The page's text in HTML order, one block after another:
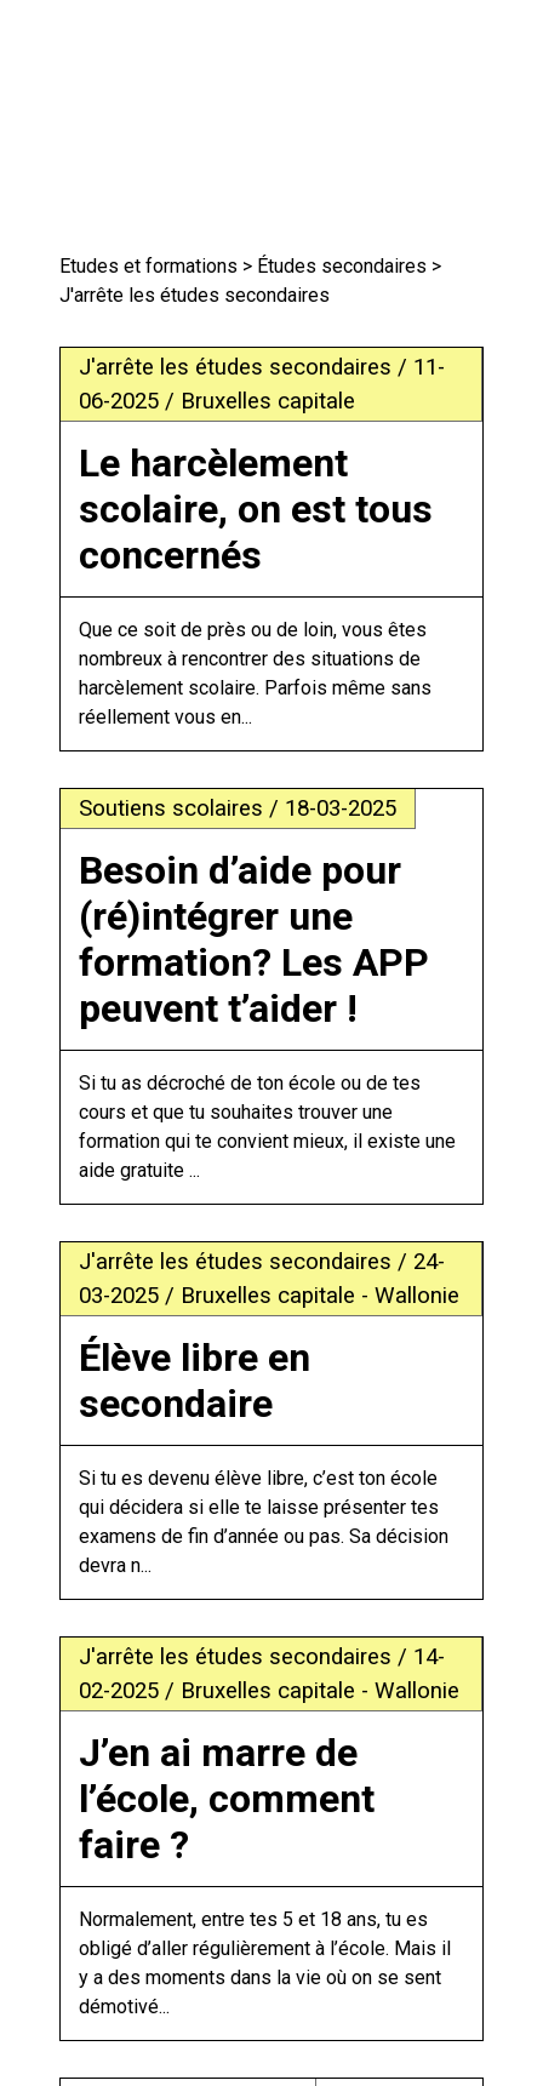
Etudes et formations > Études secondaires >
J'arrête les études secondaires
J'arrête les études secondaires / 11-
06-2025 / Bruxelles capitale
Le harcèlement
scolaire, on est tous
concernés
Que ce soit de près ou de loin, vous êtes
nombreux à rencontrer des situations de
harcèlement scolaire. Parfois même sans
réellement vous en...
Soutiens scolaires / 18-03-2025
Besoin d’aide pour
(ré)intégrer une
formation? Les APP
peuvent t’aider !
Si tu as décroché de ton école ou de tes
cours et que tu souhaites trouver une
formation qui te convient mieux, il existe une
aide gratuite ...
J'arrête les études secondaires / 24-
03-2025 / Bruxelles capitale - Wallonie
Élève libre en
secondaire
Si tu es devenu élève libre, c’est ton école
qui décidera si elle te laisse présenter tes
examens de fin d’année ou pas. Sa décision
devra n...
J'arrête les études secondaires / 14-
02-2025 / Bruxelles capitale - Wallonie
J’en ai marre de
l’école, comment
faire ?
Normalement, entre tes 5 et 18 ans, tu es
obligé d’aller régulièrement à l’école. Mais il
y a des moments dans la vie où on se sent
démotivé...